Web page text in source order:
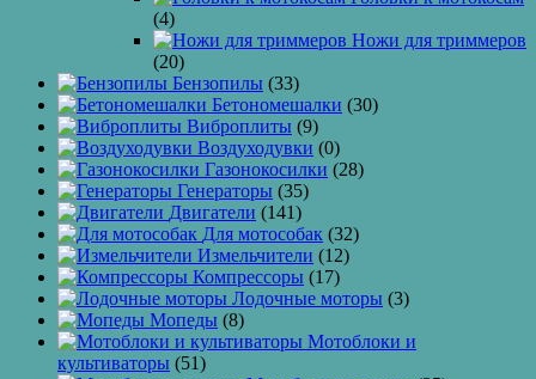
(4)
Ножи для триммеров
(20)
Бензопилы (33)
Бетономешалки (30)
Виброплиты (9)
Воздуходувки (0)
Газонокосилки (28)
Генераторы (35)
Двигатели (141)
Для мотособак (32)
Измельчители (12)
Компрессоры (17)
Лодочные моторы (3)
Мопеды (8)
Мотоблоки и
культиваторы (51)